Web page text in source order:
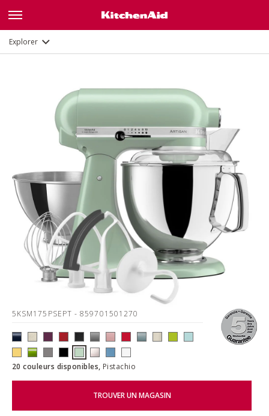
Explorer
5KSM175PSEPT- 859701501270
20 couleurs disponibles, Pistachio
TROUVER UN MAGASIN